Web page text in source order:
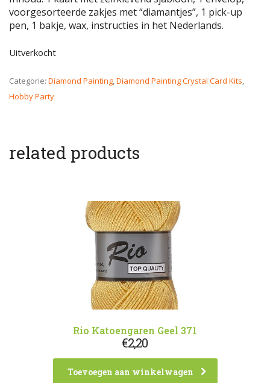
voorgesorteerde zakjes met “diamantjes”, 1 pick-up
pen, 1 bakje, wax, instructies in het Nederlands.
Uitverkocht
Categorie: Diamond Painting,Diamond Painting Crystal Card Kits,
Hobby Party
related products
Rio Katoengaren Geel 371
€2,20
Toevoegen aan winkelwagen